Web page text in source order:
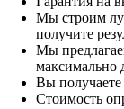
Мы строим
получите
Мы
максимально
Вы получаете
Стоимость